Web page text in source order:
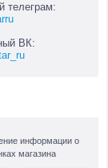
телеграм:
ВК:
информации о
магазина